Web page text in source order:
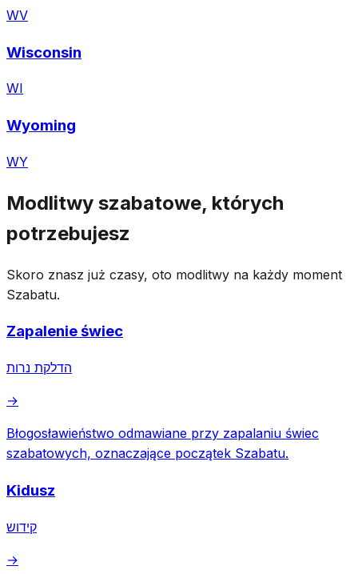
WV
Wisconsin
WI
Wyoming
WY
Modlitwy szabatowe, których
potrzebujesz
Skoro znasz już czasy, oto modlitwy na każdy moment
Szabatu.
Zapalenie świec
הדלקת נרות
→
Błogosławieństwo odmawiane przy zapalaniu świec
szabatowych, oznaczające początek Szabatu.
Kidusz
קידוש
→